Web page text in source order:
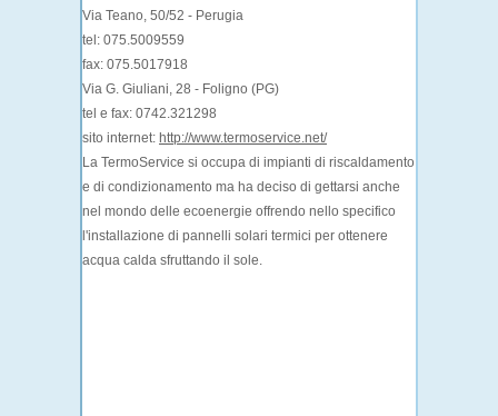
Via Teano, 50/52 - Perugia
tel: 075.5009559
fax: 075.5017918
Via G. Giuliani, 28 - Foligno (PG)
tel e fax: 0742.321298
sito internet: http://www.termoservice.net/
La TermoService si occupa di impianti di riscaldamento
e di condizionamento ma ha deciso di gettarsi anche
nel mondo delle ecoenergie offrendo nello specifico
l'installazione di pannelli solari termici per ottenere
acqua calda sfruttando il sole.